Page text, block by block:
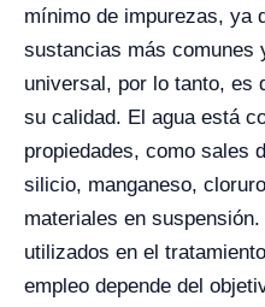
mínimo de impurezas, ya
sustancias más comunes
universal, por lo tanto, es
su calidad. El agua está
propiedades, como sales
silicio, manganeso,
materiales en
utilizados en el
empleo depende del